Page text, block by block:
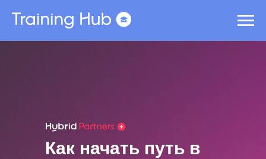
Как начать путь в